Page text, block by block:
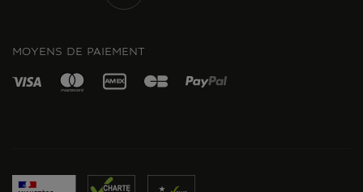
MOYENS DE PAIEMENT